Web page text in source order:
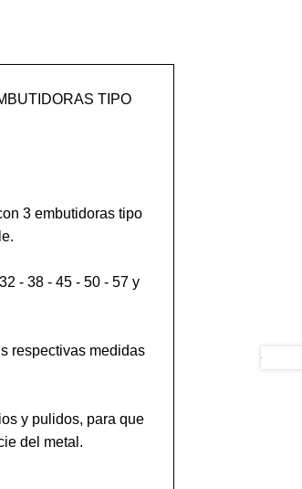
TIPO
3 embutidoras tipo
- 38 - 45 - 50 - 57 y
respectivas medidas
y pulidos, para que
del metal.